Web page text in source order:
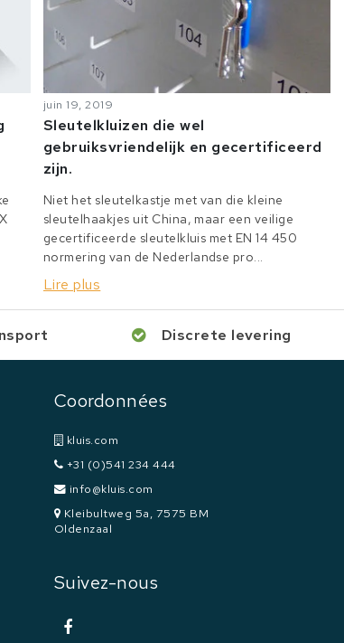
juin 19, 2019
Sleutelkluizen die wel
gebruiksvriendelijk en gecertificeerd
zijn.
Niet het sleutelkastje met van die kleine
sleutelhaakjes uit China, maar een veilige
gecertificeerde sleutelkluis met EN 14 450
normering van de Nederlandse pro...
Lire plus
Discrete levering
Coordonnées
kluis.com
+31 (0)541 234 444
info@kluis.com
Kleibultweg 5a, 7575 BM
Oldenzaal
Suivez-nous